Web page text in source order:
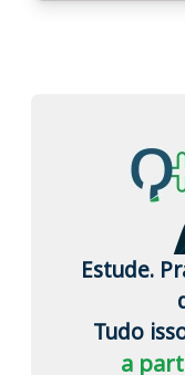
Estude.
Tudo
a